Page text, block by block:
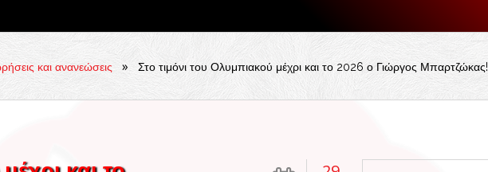
και ανανεώσεις » Στο τιμόνι του Ολυμπιακού μέχρι και το 2026 ο Γιώργος Μπαρτζώκας!